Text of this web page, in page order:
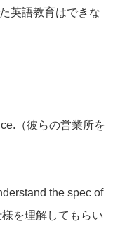
英語教育はできな
（彼らの営業所を
the spec of
を理解してもらい